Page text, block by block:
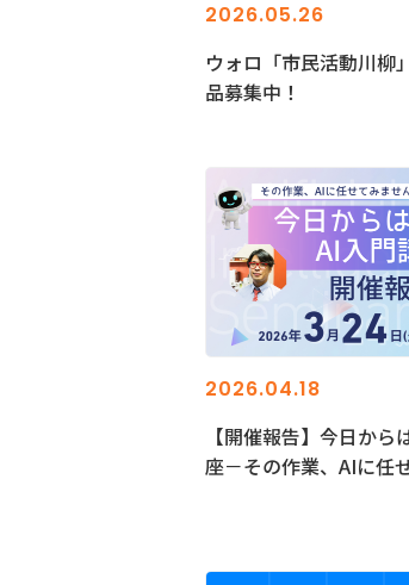
2026.05.26
ウォロ「市民活動川
品募集中！
2026.04.18
【開催報告】今日か
座－その作業、AIに任